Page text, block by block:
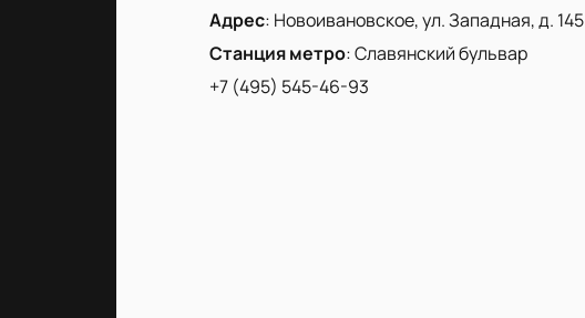
Адрес: Новоивановское, ул. Западная, д. 145
Станция метро:Славянский бульвар
+7 (495) 545-46-93